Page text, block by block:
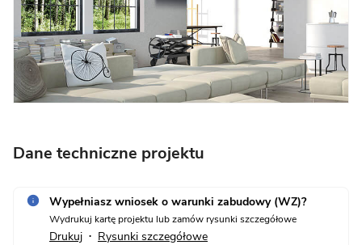
Dane techniczne projektu
Wypełniasz wniosek o warunki zabudowy (WZ)?
Wydrukuj kartę projektu lub zamów rysunki szczegółowe
Drukuj • Rysunki szczegółowe